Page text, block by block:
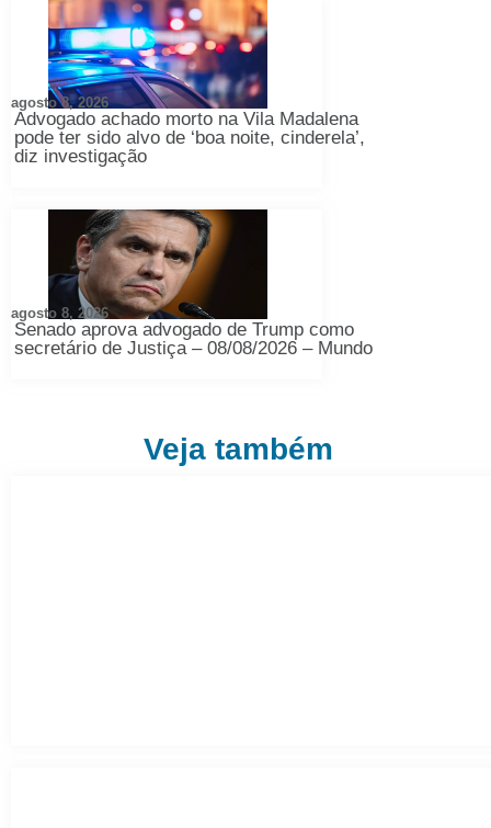
Advogado achado morto na Vila Madalena
pode ter sido alvo de ‘boa noite, cinderela’,
diz investigação
agosto 8, 2026
Senado aprova advogado de Trump como
secretário de Justiça – 08/08/2026 – Mundo
agosto 8, 2026
Veja também